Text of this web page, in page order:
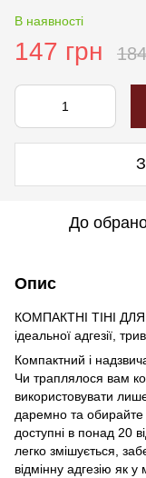
В наявності
147 грн
До
Опис
КОМПАКТНІ ТІНІ ДЛЯ
ідеальної адгезії,
Компактний і
Чи траплялося вам
використовувати
даремно та обирайте
доступні в понад 20
легко змішується,
відмінну адгезію як у